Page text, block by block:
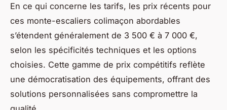
En ce qui concerne les tarifs, les prix récents pour
ces monte-escaliers colimaçon abordables
s’étendent généralement de 3 500 € à 7 000 €,
selon les spécificités techniques et les options
choisies. Cette gamme de prix compétitifs reflète
une démocratisation des équipements, offrant des
solutions personnalisées sans compromettre la